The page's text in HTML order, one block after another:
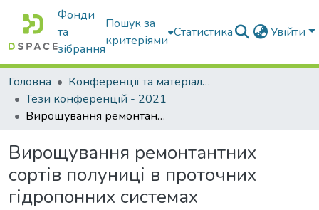
Фонди
та
зібрання
Пошук за
критеріями
Статистика Увійти
Головна
Конференції та матеріали конференцій
Тези конференцій - 2021
Вирощування ремонтантних сортів полуниці в проточних гідропонних системах
Вирощування ремонтантних
сортів полуниці в проточних
гідропонних системах